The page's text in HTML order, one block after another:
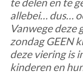
allebei… dus…
Vanwege deze
zondag GEEN
deze viering is
kinderen en